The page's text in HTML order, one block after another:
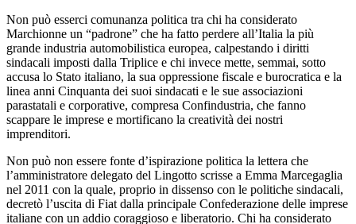
Non può esserci comunanza politica tra chi ha considerato
Marchionne un “padrone” che ha fatto perdere all’Italia la più
grande industria automobilistica europea, calpestando i diritti
sindacali imposti dalla Triplice e chi invece mette, semmai, sotto
accusa lo Stato italiano, la sua oppressione fiscale e burocratica e la
linea anni Cinquanta dei suoi sindacati e le sue associazioni
parastatali e corporative, compresa Confindustria, che fanno
scappare le imprese e mortificano la creatività dei nostri
imprenditori.
Non può non essere fonte d’ispirazione politica la lettera che
l’amministratore delegato del Lingotto scrisse a Emma Marcegaglia
nel 2011 con la quale, proprio in dissenso con le politiche sindacali,
decretò l’uscita di Fiat dalla principale Confederazione delle imprese
italiane con un addio coraggioso e liberatorio. Chi ha considerato